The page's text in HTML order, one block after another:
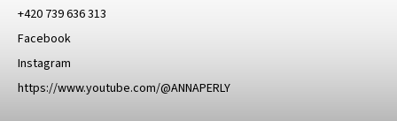
+420 739 636 313
Facebook
Instagram
https://www.youtube.com/@ANNAPERLY